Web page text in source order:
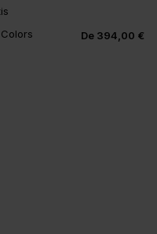
De 394,00 €